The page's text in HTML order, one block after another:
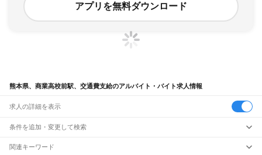
アプリを無料ダウンロード
熊本県、商業高校前駅、交通費支給のアルバイト・バイト求人情報
求人の詳細を表示
条件を追加・変更して検索
市区町村を追加・変更
関連キーワード